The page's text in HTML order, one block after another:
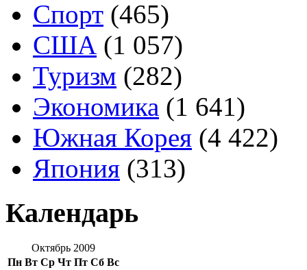
Спорт (465)
США (1 057)
Туризм (282)
Экономика (1 641)
Южная Корея (4 422)
Япония (313)
Календарь
Октябрь 2009
Пн Вт Ср Чт Пт Сб Вс